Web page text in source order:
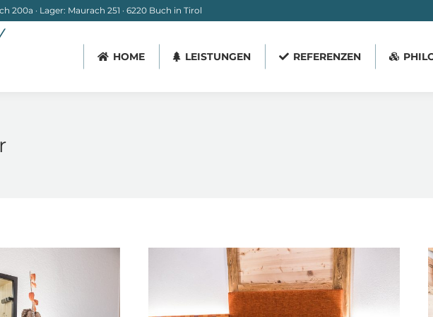
200a · Lager: Maurach 251 · 6220 Buch in Tirol
HOME LEISTUNGEN REFERENZEN
HOME LEISTUNGEN REFERENZEN